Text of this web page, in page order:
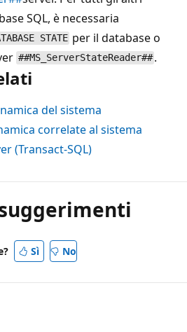
SQL, è necessaria
STATE per il database o
##MS_ServerStateReader## .
del sistema
correlate al sistema
(Transact-SQL)
Sì No